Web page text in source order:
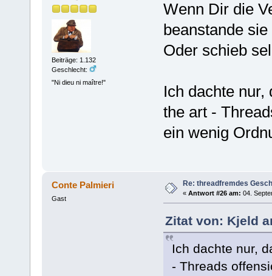
Beiträge: 1.132
Geschlecht:
"Ni dieu ni maître!"
Wenn Dir die
beanstande
Oder schieb
Ich dachte
the art -
ein wenig
Conte Palmieri
Gast
Re: threadfremdes
« Antwort #26 am: 04.
Zitat von: Kjeld
Ich dachte nur,
- Threads